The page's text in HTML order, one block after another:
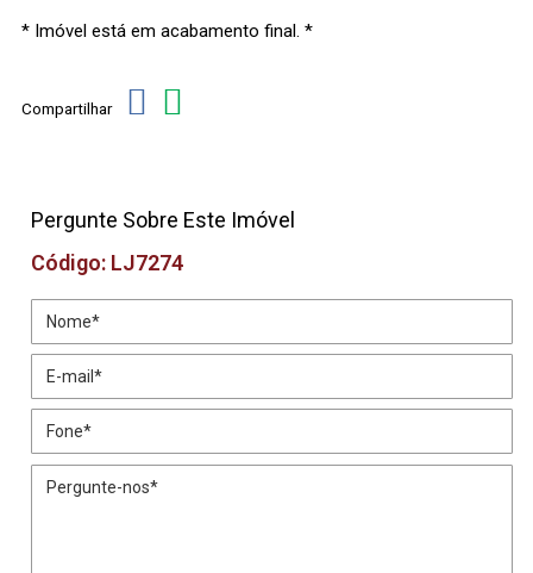
* Imóvel está em acabamento final. *
Compartilhar
Pergunte Sobre Este Imóvel
Código: LJ7274